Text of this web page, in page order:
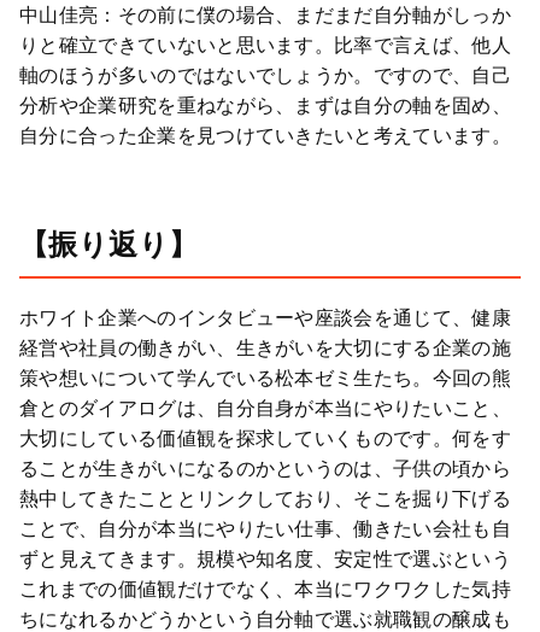
中山佳亮：その前に僕の場合、まだまだ自分軸がしっか
りと確立できていないと思います。比率で言えば、他人
軸のほうが多いのではないでしょうか。ですので、自己
分析や企業研究を重ねながら、まずは自分の軸を固め、
自分に合った企業を見つけていきたいと考えています。
【振り返り】
ホワイト企業へのインタビューや座談会を通じて、健康
経営や社員の働きがい、生きがいを大切にする企業の施
策や想いについて学んでいる松本ゼミ生たち。今回の熊
倉とのダイアログは、自分自身が本当にやりたいこと、
大切にしている価値観を探求していくものです。何をす
ることが生きがいになるのかというのは、子供の頃から
熱中してきたこととリンクしており、そこを掘り下げる
ことで、自分が本当にやりたい仕事、働きたい会社も自
ずと見えてきます。規模や知名度、安定性で選ぶという
これまでの価値観だけでなく、本当にワクワクした気持
ちになれるかどうかという自分軸で選ぶ就職観の醸成も